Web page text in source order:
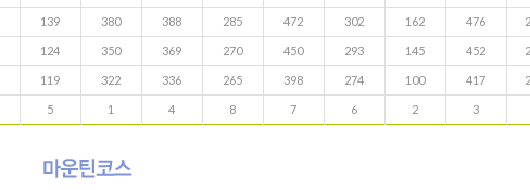
139 380 388 285 472 302 162 476
124 350 369 270 450 293 145 452
119 322 336 265 398 274 100 417
5 1 4 8 7 6 2 3